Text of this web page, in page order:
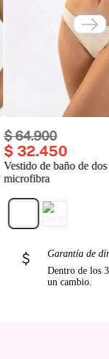
$64.900
$ 32.450
Vestido de baño de
microfibra
Garantía de
Dentro de los
un cambio.